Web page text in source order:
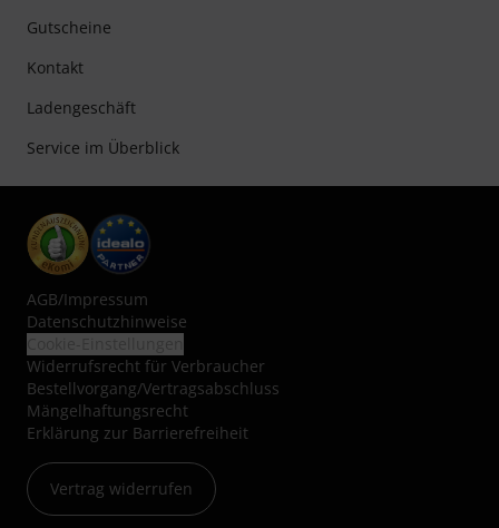
Gutscheine
Kontakt
Ladengeschäft
Service im Überblick
AGB/Impressum
Datenschutzhinweise
Widerrufsrecht für Verbraucher
Bestellvorgang/Vertragsabschluss
Mängelhaftungsrecht
Erklärung zur Barrierefreiheit
Vertrag widerrufen